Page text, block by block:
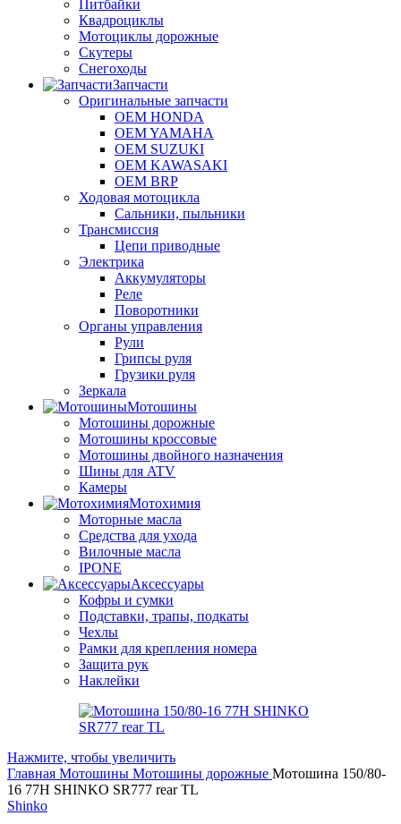
Питбайки
Квадроциклы
Мотоциклы дорожные
Скутеры
Снегоходы
Запчасти
Оригинальные запчасти
OEM HONDA
OEM YAMAHA
OEM SUZUKI
OEM KAWASAKI
OEM BRP
Ходовая мотоцикла
Сальники, пыльники
Трансмиссия
Цепи приводные
Электрика
Аккумуляторы
Реле
Поворотники
Органы управления
Рули
Грипсы руля
Грузики руля
Зеркала
Мотошины
Мотошины дорожные
Мотошины кроссовые
Мотошины двойного назначения
Шины для ATV
Камеры
Мотохимия
Моторные масла
Средства для ухода
Вилочные масла
IPONE
Аксессуары
Кофры и сумки
Подставки, трапы, подкаты
Чехлы
Рамки для крепления номера
Защита рук
Наклейки
Нажмите, чтобы увеличить
Главная Мотошины Мотошины дорожные Мотошина 150/80-
16 77H SHINKO SR777 rear TL
Shinko